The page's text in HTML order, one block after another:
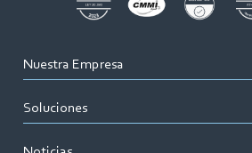
Nuestra Empresa
Soluciones